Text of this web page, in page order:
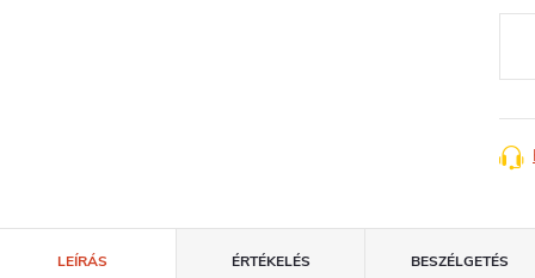
LEÍRÁS ÉRTÉKELÉS BESZÉLGETÉS